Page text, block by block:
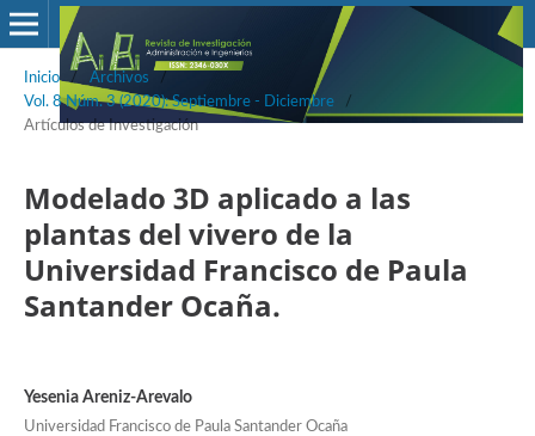
Inicio / Archivos
/
Vol. 8 Núm. 3 (2020): Septiembre - Diciembre
/
Artículos de Investigación
Modelado 3D aplicado a las
plantas del vivero de la
Universidad Francisco de Paula
Santander Ocaña.
Yesenia Areniz-Arevalo
Universidad Francisco de Paula Santander Ocaña